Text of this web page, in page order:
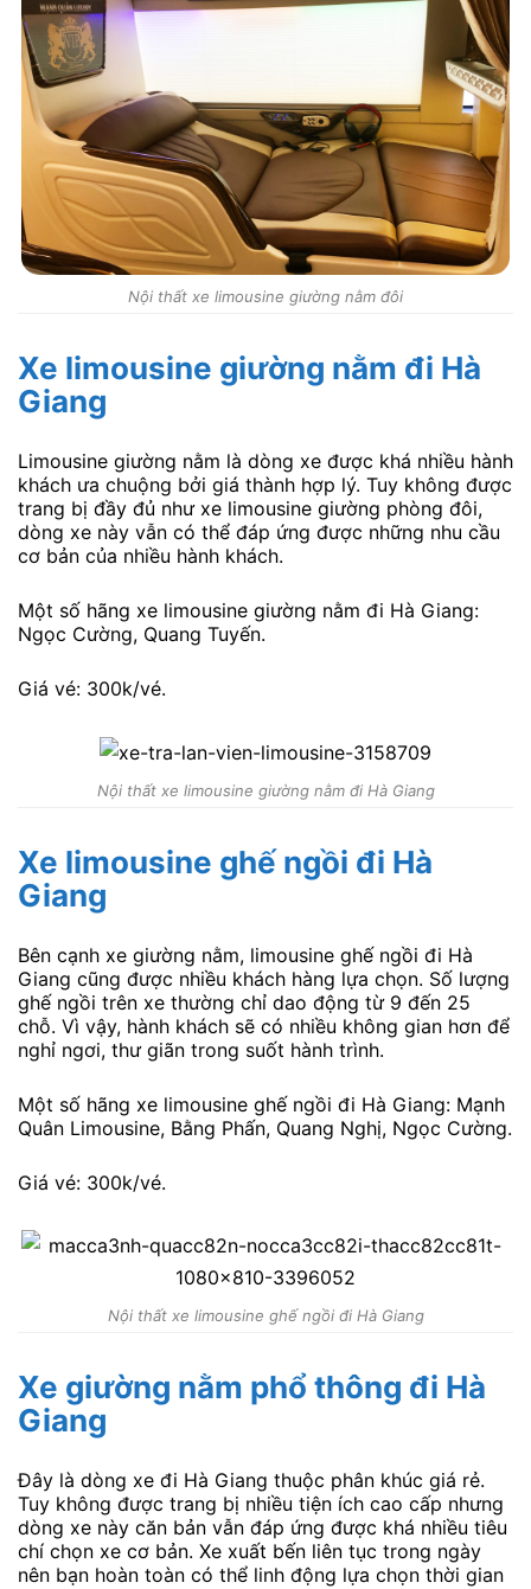
Nội thất xe limousine giường nằm đôi
Xe limousine giường nằm đi Hà
Giang
Limousine giường nằm là dòng xe được khá nhiều hành
khách ưa chuộng bởi giá thành hợp lý. Tuy không được
trang bị đầy đủ như xe limousine giường phòng đôi,
dòng xe này vẫn có thể đáp ứng được những nhu cầu
cơ bản của nhiều hành khách.
Một số hãng xe limousine giường nằm đi Hà Giang:
Ngọc Cường, Quang Tuyến.
Giá vé: 300k/vé.
Nội thất xe limousine giường nằm đi Hà Giang
Xe limousine ghế ngồi đi Hà
Giang
Bên cạnh xe giường nằm, limousine ghế ngồi đi Hà
Giang cũng được nhiều khách hàng lựa chọn. Số lượng
ghế ngồi trên xe thường chỉ dao động từ 9 đến 25
chỗ. Vì vậy, hành khách sẽ có nhiều không gian hơn để
nghỉ ngơi, thư giãn trong suốt hành trình.
Một số hãng xe limousine ghế ngồi đi Hà Giang: Mạnh
Quân Limousine, Bằng Phấn, Quang Nghị, Ngọc Cường.
Giá vé: 300k/vé.
Nội thất xe limousine ghế ngồi đi Hà Giang
Xe giường nằm phổ thông đi Hà
Giang
Đây là dòng xe đi Hà Giang thuộc phân khúc giá rẻ.
Tuy không được trang bị nhiều tiện ích cao cấp nhưng
dòng xe này căn bản vẫn đáp ứng được khá nhiều tiêu
chí chọn xe cơ bản. Xe xuất bến liên tục trong ngày
nên bạn hoàn toàn có thể linh động lựa chọn thời gian